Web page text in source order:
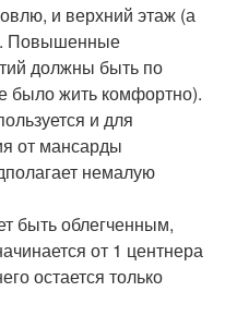
и верхний этаж (а
Повышенные
должны быть по
было жить комфортно).
и для
от мансарды
немалую
быть облегченным,
от 1 центнера
остается только